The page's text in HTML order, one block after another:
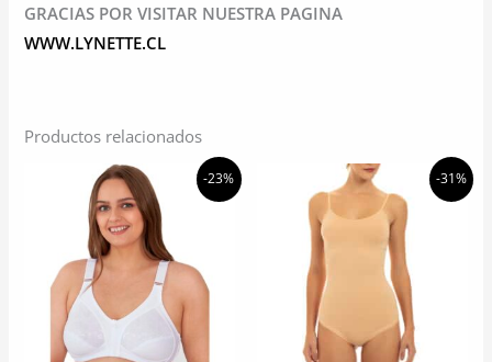
GRACIAS POR VISITAR NUESTRA PAGINA
WWW.LYNETTE.CL
Productos relacionados
-23% -31%